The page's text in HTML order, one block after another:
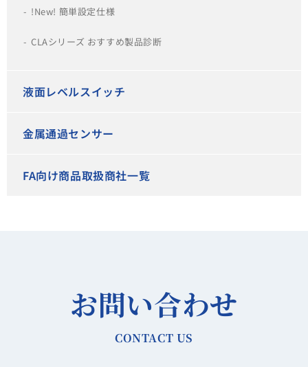
!New! 簡単設定仕様
CLAシリーズ おすすめ製品診断
液面レベルスイッチ
金属通過センサー
FA向け商品取扱商社一覧
お問い合わせ
CONTACT US